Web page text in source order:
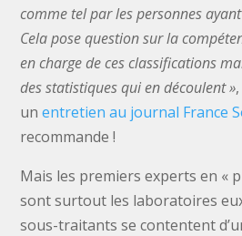
comme tel par les personnes
Cela pose question sur la
en charge de ces classifications
des statistiques qui en découlent »
unentretien au journal France
recommande !
Mais les premiers experts en «
sont surtout les laboratoires
sous-traitants se contentent